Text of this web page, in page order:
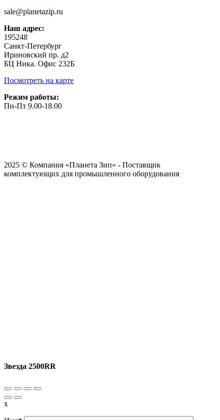
sale@planetazip.ru
Наш адрес:
195248
Санкт-Петербург
Ириновский пр. д2
БЦ Ника. Офис 232Б
Посмотреть на карте
Режим работы:
Пн-Пт 9.00-18.00
2025 © Компания «Планета Зип» - Поставщик
комплектующих для промышленного оборудования
Звезда 2500RR
x